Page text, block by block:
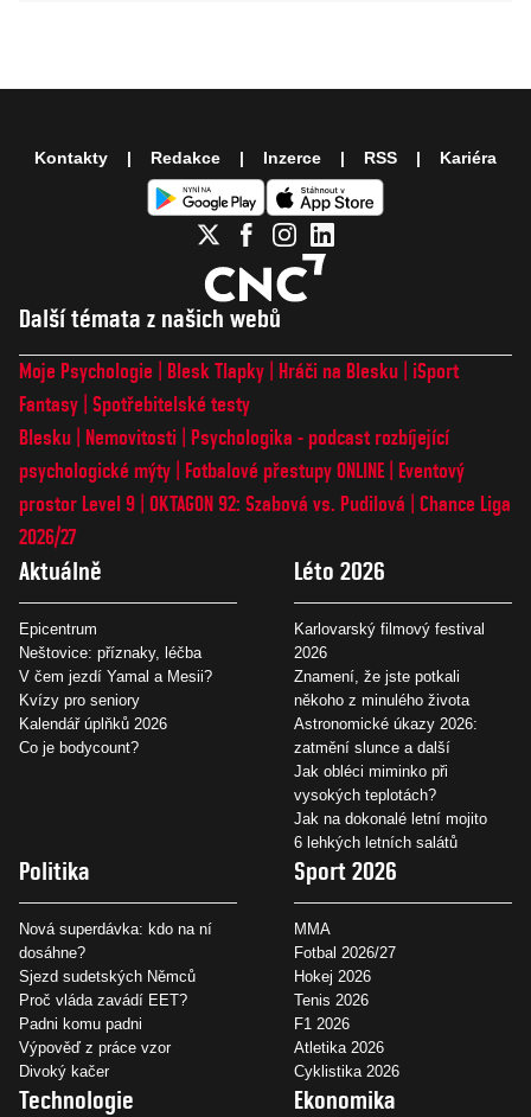
Další témata z našich webů
Moje Psychologie Blesk Tlapky Hráči na Blesku
iSport
Fantasy Spotřebitelské testy
Blesku
Nemovitosti
Psychologika - podcast rozbíjející
psychologické mýty
Fotbalové přestupy ONLINE
Eventový
prostor Level 9 OKTAGON 92: Szabová vs. Pudilová
Chance Liga
2026/27
Aktuálně
Epicentrum
Neštovice: příznaky, léčba
V čem jezdí Yamal a Mesii?
Kvízy pro seniory
Kalendář úplňků 2026
Co je bodycount?
Léto 2026
Karlovarský filmový festival
2026
Znamení, že jste potkali
někoho z minulého života
Astronomické úkazy 2026:
zatmění slunce a další
Jak obléci miminko při
vysokých teplotách?
Jak na dokonalé letní mojito
6 lehkých letních salátů
Politika
Nová superdávka: kdo na ní
dosáhne?
Sjezd sudetských Němců
Proč vláda zavádí EET?
Padni komu padni
Výpověď z práce vzor
Divoký kačer
Sport 2026
MMA
Fotbal 2026/27
Hokej 2026
Tenis 2026
F1 2026
Atletika 2026
Cyklistika 2026
Technologie Ekonomika
Kontakty Redakce Inzerce RSS Kariéra